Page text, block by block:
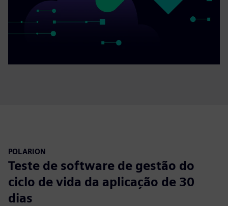
POLARION
Teste de software de gestão do
ciclo de vida da aplicação de 30
dias